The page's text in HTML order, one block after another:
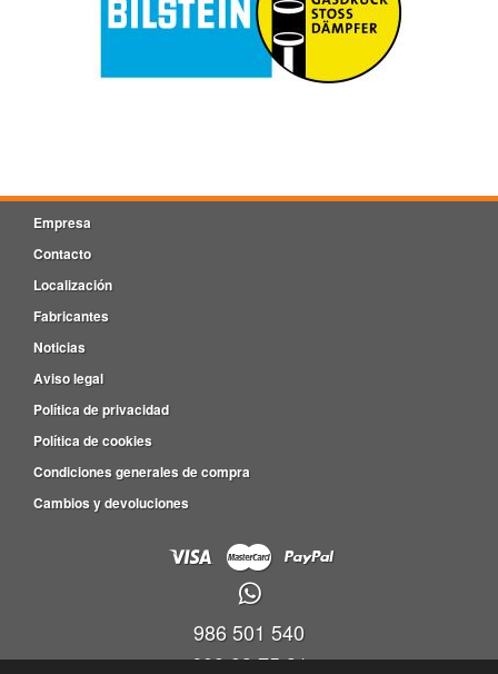
Empresa
Contacto
Localización
Fabricantes
Noticias
Aviso legal
Política de privacidad
Política de cookies
Condiciones generales de compra
Cambios y devoluciones
986 501 540
609 83 75 31